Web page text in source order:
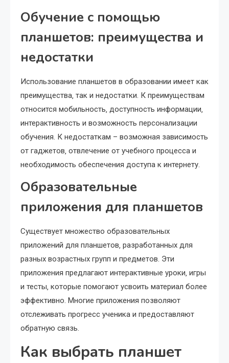
Обучение с помощью
планшетов: преимущества и
недостатки
Использование планшетов в образовании имеет как
преимущества‚ так и недостатки. К преимуществам
относится мобильность‚ доступность информации‚
интерактивность и возможность персонализации
обучения. К недостаткам – возможная зависимость
от гаджетов‚ отвлечение от учебного процесса и
необходимость обеспечения доступа к интернету.
Образовательные
приложения для планшетов
Существует множество образовательных
приложений для планшетов‚ разработанных для
разных возрастных групп и предметов. Эти
приложения предлагают интерактивные уроки‚ игры
и тесты‚ которые помогают усвоить материал более
эффективно. Многие приложения позволяют
отслеживать прогресс ученика и предоставляют
обратную связь.
Как выбрать планшет